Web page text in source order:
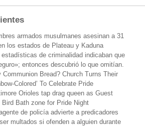
armados musulmanes asesinan a 31
los estados de Plateau y Kaduna
estadísticas de criminalidad indicaban que
entonces descubrió lo que omitían.
Communion Bread? Church Turns Their
Colored’ To Celebrate Pride
Orioles tap drag queen as Guest
Bath zone for Pride Night
de policía advierte a predicadores
multados si ofenden a alguien durante